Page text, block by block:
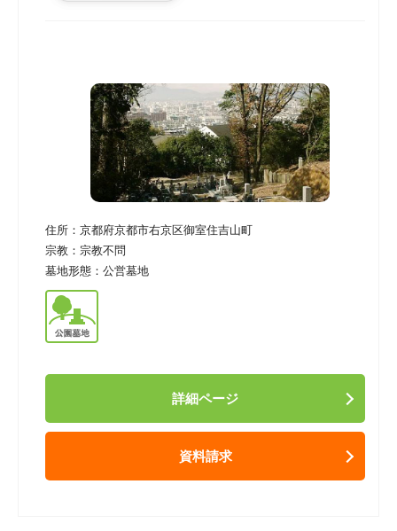
住所： 京都府京都市右京区御室住吉山町
宗教： 宗教不問
墓地形態： 公営墓地
詳細ページ
資料請求